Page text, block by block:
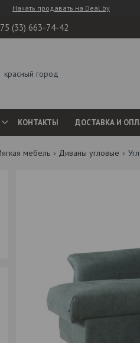
Начать продавать на Deal.by
(33) 663-74-42
красный город
КОНТАКТЫ ДОСТАВКА И
мебель Диваны угловые